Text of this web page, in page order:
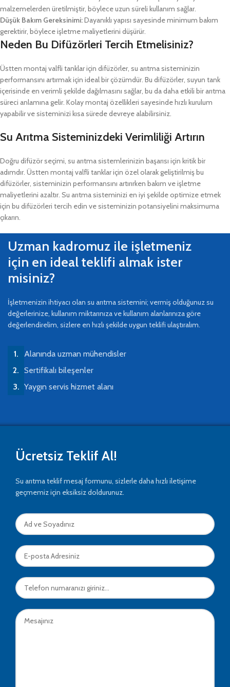
malzemelerden üretilmiştir, böylece uzun süreli kullanım sağlar.
Düşük Bakım Gereksinimi:Dayanıklı yapısı sayesinde minimum bakım
gerektirir, böylece işletme maliyetlerini düşürür.
Neden Bu Difüzörleri Tercih Etmelisiniz?
Üstten montaj valfli tanklar için difüzörler, su arıtma sisteminizin
performansını artırmak için ideal bir çözümdür. Bu difüzörler, suyun tank
içerisinde en verimli şekilde dağılmasını sağlar, bu da daha etkili bir arıtma
süreci anlamına gelir. Kolay montaj özellikleri sayesinde hızlı kurulum
yapabilir ve sisteminizi kısa sürede devreye alabilirsiniz.
Su Arıtma Sisteminizdeki Verimliliği Artırın
Doğru difüzör seçimi, su arıtma sistemlerinizin başarısı için kritik bir
adımdır. Üstten montaj valfli tanklar için özel olarak geliştirilmiş bu
difüzörler, sisteminizin performansını artırırken bakım ve işletme
maliyetlerini azaltır. Su arıtma sisteminizi en iyi şekilde optimize etmek
için bu difüzörleri tercih edin ve sisteminizin potansiyelini maksimuma
çıkarın.
Uzman kadromuz ile işletmeniz
için en ideal teklifi almak ister
misiniz?
İşletmenizin ihtiyacı olan su arıtma sistemini; vermiş olduğunuz su
değerlerinize, kullanım miktarınıza ve kullanım alanlarınıza göre
değerlendirelim, sizlere en hızlı şekilde uygun teklifi ulaştıralım.
Alanında uzman mühendisler
Sertifikalı bileşenler
Yaygın servis hizmet alanı
Ücretsiz Teklif Al!
Su arıtma teklif mesaj formunu, sizlerle daha hızlı iletişime
geçmemiz için eksiksiz doldurunuz.